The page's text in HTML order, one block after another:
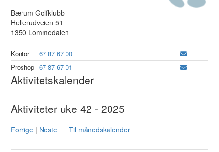
Bærum Golfklubb
Hellerudveien 51
1350 Lommedalen
Kontor
67 87 67 00
Proshop 67 87 67 01
Aktivitetskalender
Aktiviteter uke 42 - 2025
Forrige | Neste Til månedskalender